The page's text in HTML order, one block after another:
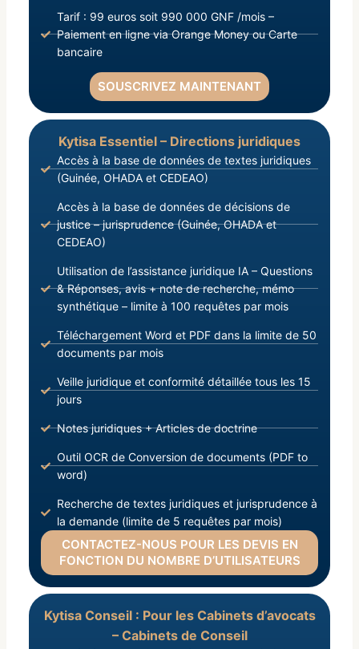
Tarif : 99 euros soit 990 000 GNF /mois –
Paiement en ligne via Orange Money ou Carte
bancaire
SOUSCRIVEZ MAINTENANT
Kytisa Essentiel – Directions juridiques
Accès à la base de données de textes juridiques
(Guinée, OHADA et CEDEAO)
Accès à la base de données de décisions de
justice – jurisprudence (Guinée, OHADA et
CEDEAO)
Utilisation de l’assistance juridique IA – Questions
& Réponses, avis + note de recherche, mémo
synthétique – limite à 100 requêtes par mois
Téléchargement Word et PDF dans la limite de 50
documents par mois
Veille juridique et conformité détaillée tous les 15
jours
Notes juridiques + Articles de doctrine
Outil OCR de Conversion de documents (PDF to
word)
Recherche de textes juridiques et jurisprudence à
la demande (limite de 5 requêtes par mois)
CONTACTEZ-NOUS POUR LES DEVIS EN
FONCTION DU NOMBRE D’UTILISATEURS
Kytisa Conseil : Pour les Cabinets d’avocats
– Cabinets de Conseil